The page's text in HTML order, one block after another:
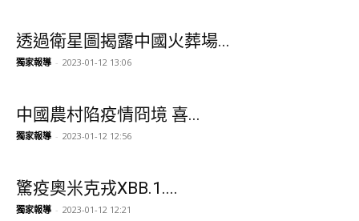
透過衛星圖揭露中國火葬場...
獨家報導 - 2023-01-12 13:06
中國農村陷疫情冏境 喜...
獨家報導 - 2023-01-12 12:56
驚疫奧米克戎XBB.1....
獨家報導 - 2023-01-12 12:21